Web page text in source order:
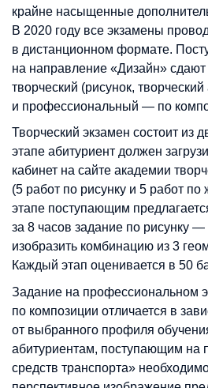
крайне насыщенные
В 2020 году все экзамены
в дистанционном формате.
на направление «Дизайн»
творческий (рисунок,
и профессиональный — по
Творческий экзамен состоит из
этапе абитуриент должен
кабинет на сайте академии
(5 работ по рисунку и 5 работ
этапе поступающим
за 8 часов задание по рисунку
изобразить комбинацию из 3
Каждый этап оценивается в 50
Задание на профессиональном
по композиции отличается в
от выбранного профиля
абитуриентам, поступающим на
средств транспорта»